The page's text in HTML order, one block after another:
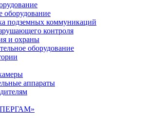
оборудование
подземных коммуникаций
контроля
и охраны
оборудование
аппараты